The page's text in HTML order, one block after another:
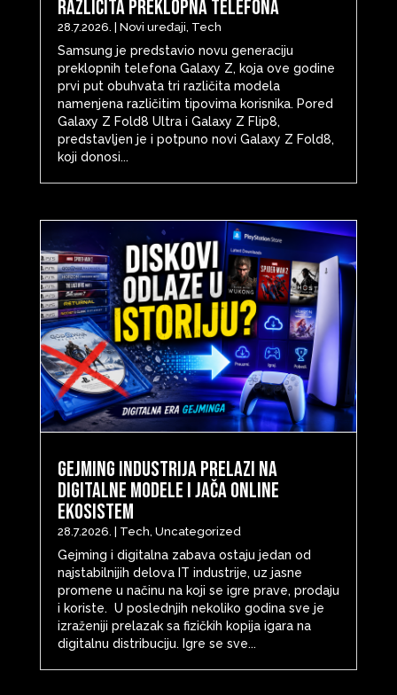
različita preklopna telefona
28.7.2026. Novi uređaji, Tech
Samsung je predstavio novu generaciju
preklopnih telefona Galaxy Z, koja ove godine
prvi put obuhvata tri različita modela
namenjena različitim tipovima korisnika. Pored
Galaxy Z Fold8 Ultra i Galaxy Z Flip8,
predstavljen je i potpuno novi Galaxy Z Fold8,
koji donosi...
Gejming industrija prelazi na
digitalne modele i jača online
ekosistem
28.7.2026. Tech, Uncategorized
Gejming i digitalna zabava ostaju jedan od
najstabilnijih delova IT industrije, uz jasne
promene u načinu na koji se igre prave, prodaju
i koriste. U poslednjih nekoliko godina sve je
izraženiji prelazak sa fizičkih kopija igara na
digitalnu distribuciju. Igre se sve...